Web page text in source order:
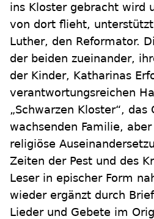
ins Kloster gebracht wird
von dort flieht,
Luther, den Reformator.
der beiden zueinander,
der Kinder, Katharinas
verantwortungsreichen
„Schwarzen Kloster“,
wachsenden Familie,
religiöse
Zeiten der Pest und des
Leser in epischer Form
wieder ergänzt durch
Lieder und Gebete im